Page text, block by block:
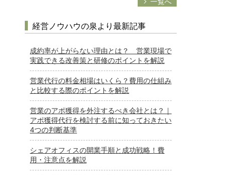
経営ノウハウの泉より最新記事
成約率が上がらない理由とは？ 営業現場で
実践できる改善策と研修のポイントを解説
営業代行の料金相場はいくら？費用の仕組み
と比較する際のポイントを解説
営業のアポ獲得を外注するべき会社とは？｜
アポ獲得代行を検討する前に知っておきたい
4つの判断基準
シェアオフィスの開業手順と成功戦略！費
用・注意点を解説